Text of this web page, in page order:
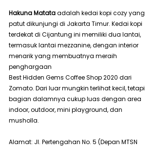
Hakuna Matata adalah kedai kopi cozy yang
patut dikunjungi di Jakarta Timur. Kedai kopi
terdekat di Cijantung ini memiliki dua lantai,
termasuk lantai mezzanine, dengan interior
menarik yang membuatnya meraih
penghargaan
Best Hidden Gems Coffee Shop 2020 dari
Zomato. Dari luar mungkin terlihat kecil, tetapi
bagian dalamnya cukup luas dengan area
indoor, outdoor, mini playground, dan
musholla.
Alamat: Jl. Pertengahan No. 5 (Depan MTSN